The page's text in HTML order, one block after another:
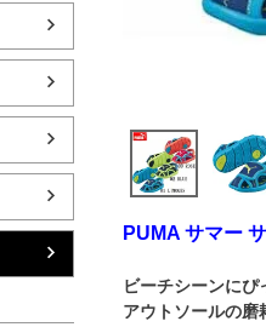
PUMA サマー
ビーチシーンにぴ
アウトソールの磨